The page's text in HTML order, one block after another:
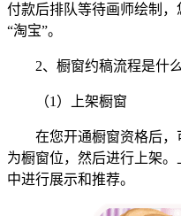
付款后排队等待画师绘制
“淘宝”。
2、橱窗约稿流程是什么
（1）上架橱窗
在您开通橱窗资格后，
为橱窗位，然后进行上架
中进行展示和推荐。